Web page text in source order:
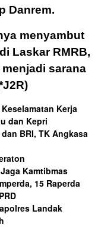
Danrem.
menyambut
Laskar RMRB,
sarana
Kerja
dan Kepri
BRI, TK Angkasa
Kamtibmas
15 Raperda
Landak